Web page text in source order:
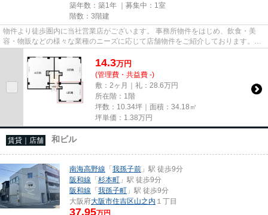
築年数：築1年 ｜募集中： 1室
階数：3階建
物件より徒歩圏内に当社営業店がございます。 事務所物件をはじめ、飲食・美
容・物販などの様々な業種のニーズに応じて店舗物件をご紹介しております。
尚、弊社ではおとり広告は一切...
14.3万円
(管理費・共益費 -)
敷：2ヶ月｜礼：28.6万円
所在階：1階
坪数：10.34坪｜面積：34.18㎡
坪単価： 1.38万円
賃貸｜店舗 和ビル
南海高野線 「我孫子前 」駅 徒歩9分
阪和線 「杉本町 」駅 徒歩9分
阪和線 「我孫子町 」駅 徒歩9分
大阪府大阪市住吉区山之内 １丁目
37.95万円